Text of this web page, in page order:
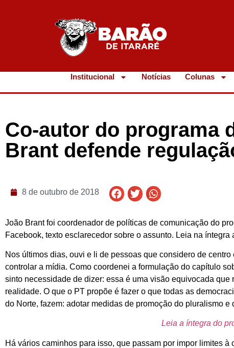
Institucional Notícias Colunas
Co-autor do programa
Brant defende
8 de outubro de 2018
João Brant foi coordenador de políticas de comunicação do
Facebook, texto esclarecedor sobre o assunto. Leia na íntegra
Nos últimos dias, ouvi e li de pessoas que considero de
controlar a mídia. Como coordenei a formulação do capítulo
sinto necessidade de dizer: essa é uma visão equivocada
realidade. O que o PT propõe é fazer o que todas as
do Norte, fazem: adotar medidas de promoção do pluralismo
Leia a íntegra do
Há vários caminhos para isso, que passam por impor limites